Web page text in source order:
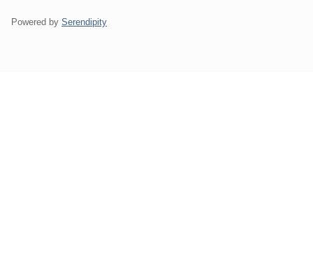
Powered by Serendipity